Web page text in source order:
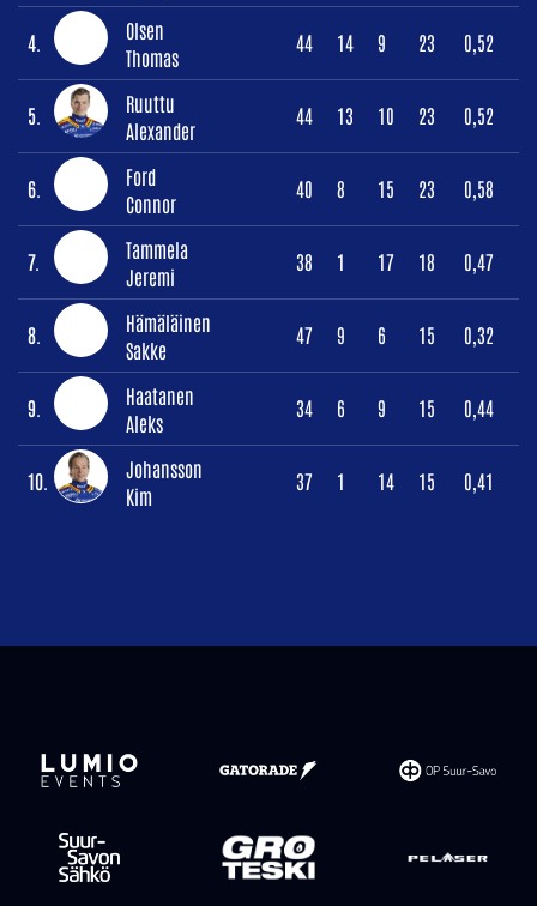
4.
Olsen
Thomas
44 14 9 23 0,52
5.
Ruuttu
Alexander
44 13 10 23 0,52
6.
Ford
Connor
40 8 15 23 0,58
7.
Tammela
Jeremi
38 1 17 18 0,47
8.
Hämäläinen
Sakke
47 9 6 15 0,32
9.
Haatanen
Aleks
34 6 9 15 0,44
10.
Johansson
Kim
37 1 14 15 0,41